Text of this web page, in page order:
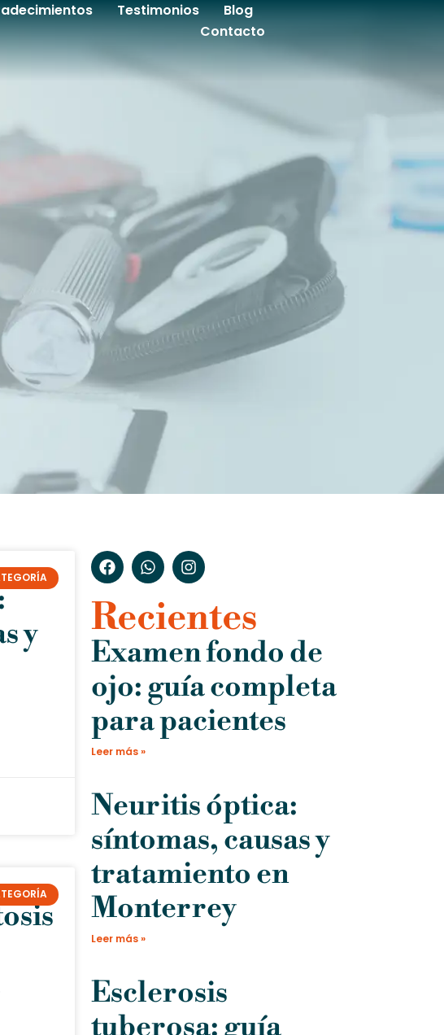
Testimonios
Blog
Contacto
y
Recientes
Examen fondo de
ojo: guía completa
para pacientes
Leer más »
Neuritis óptica:
síntomas, causas y
tratamiento en
Monterrey
Leer más »
Esclerosis
tuberosa: guía